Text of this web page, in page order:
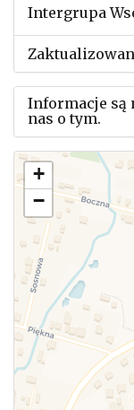
Intergrupa
Informacje są
nas o tym.
Użyj tego
zmianach w
+
−